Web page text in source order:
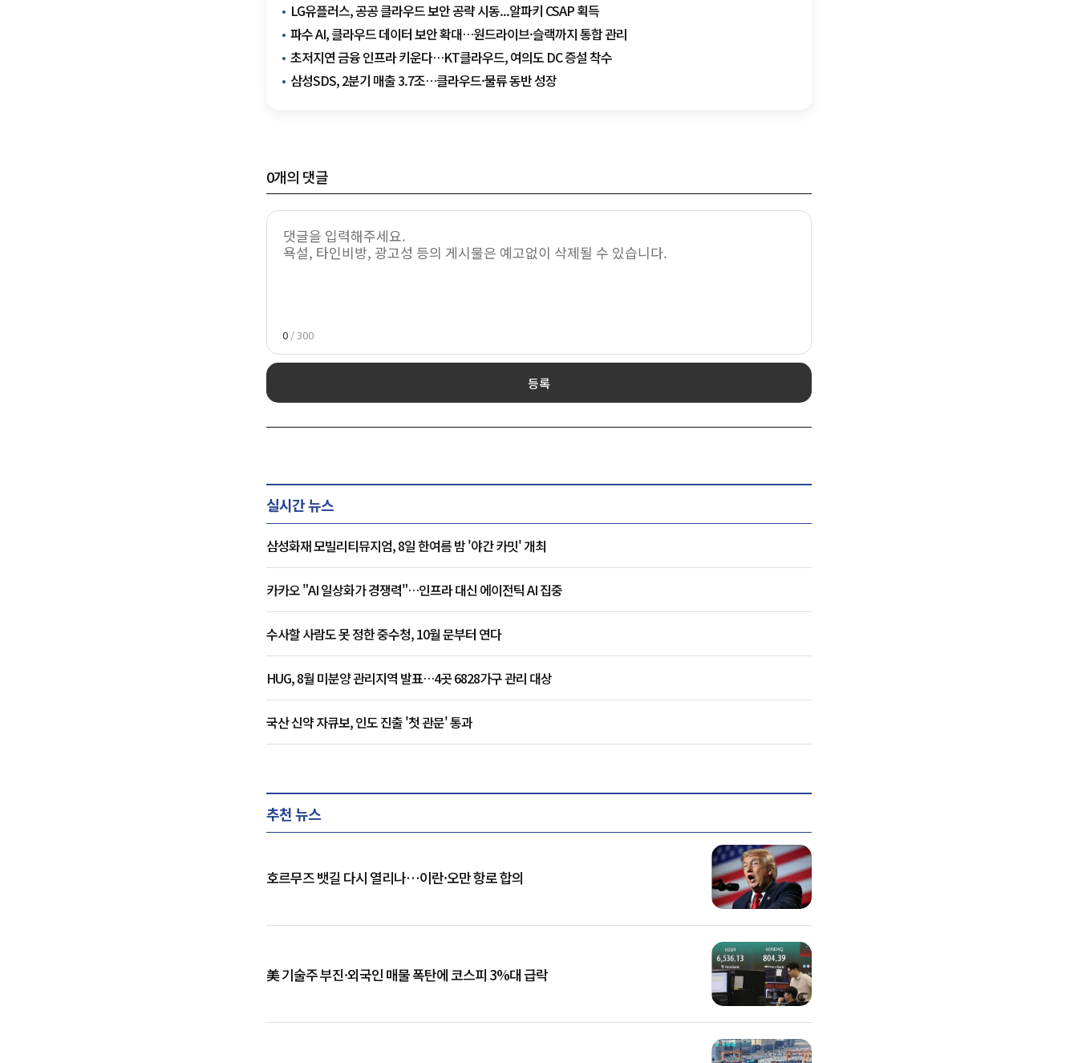
LG유플러스, 공공 클라우드 보안 공략 시동...알파키 CSAP 획득
파수 AI, 클라우드 데이터 보안 확대…원드라이브·슬랙까지 통합 관리
초저지연 금융 인프라 키운다…KT클라우드, 여의도 DC 증설 착수
삼성SDS, 2분기 매출 3.7조…클라우드·물류 동반 성장
0개의 댓글
0 / 300
등록
실시간 뉴스
삼성화재 모빌리티뮤지엄, 8일 한여름 밤 '야간 카밋' 개최
카카오 "AI 일상화가 경쟁력"…인프라 대신 에이전틱 AI 집중
수사할 사람도 못 정한 중수청, 10월 문부터 연다
HUG, 8월 미분양 관리지역 발표…4곳 6828가구 관리 대상
국산 신약 자큐보, 인도 진출 '첫 관문' 통과
추천 뉴스
호르무즈 뱃길 다시 열리나…이란·오만 항로 합의
美 기술주 부진·외국인 매물 폭탄에 코스피 3%대 급락